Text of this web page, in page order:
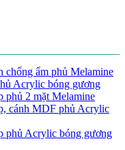
ẩm phủ Melamine
Acrylic bóng gương
phủ 2 mặt Melamine
cánh MDF phủ Acrylic
phủ Acrylic bóng gương